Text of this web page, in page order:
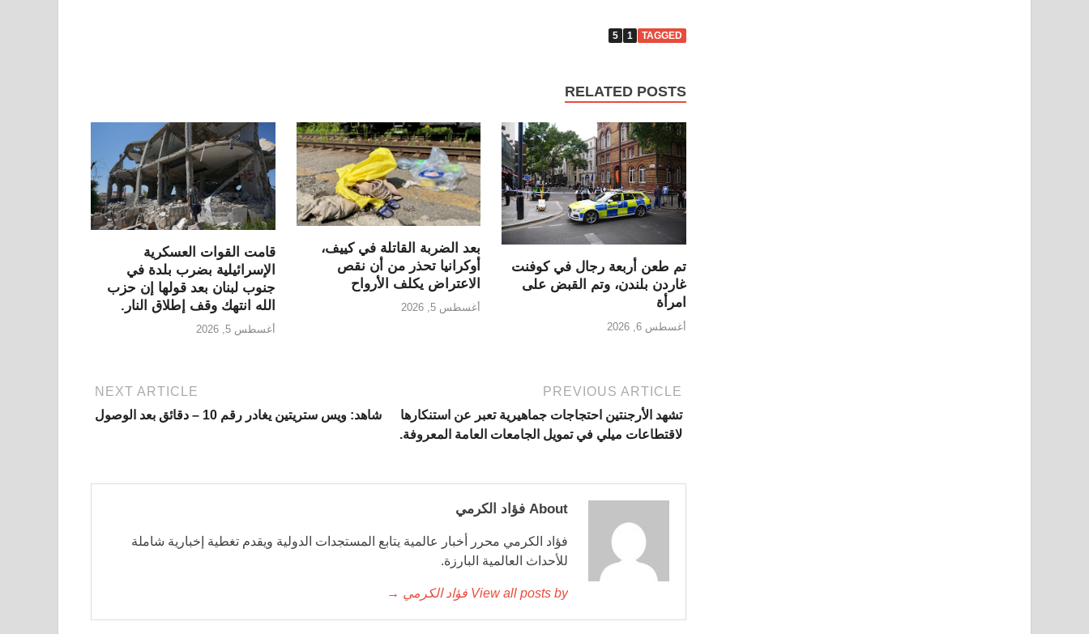
TAGGED
1
5
RELATED POSTS
تم طعن أربعة رجال في كوفنت
غاردن بلندن، وتم القبض على
امرأة
أغسطس 6, 2026
بعد الضربة القاتلة في كييف،
أوكرانيا تحذر من أن نقص
الاعتراض يكلف الأرواح
أغسطس 5, 2026
قامت القوات العسكرية
الإسرائيلية بضرب بلدة في
جنوب لبنان بعد قولها إن حزب
الله انتهك وقف إطلاق النار.
أغسطس 5, 2026
PREVIOUS ARTICLE
تشهد الأرجنتين احتجاجات جماهيرية تعبر عن استنكارها
لاقتطاعات ميلي في تمويل الجامعات العامة المعروفة.
NEXT ARTICLE
شاهد: ويس ستريتين يغادر رقم 10 – دقائق بعد الوصول
About فؤاد الكرمي
فؤاد الكرمي محرر أخبار عالمية يتابع المستجدات الدولية ويقدم تغطية إخبارية شاملة
للأحداث العالمية البارزة.
View all posts by فؤاد الكرمي →